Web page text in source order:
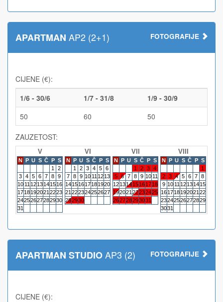
APARTMAN AP2 (2+1) FOTOGRAFIJE
CIJENE (€):
1/6 - 30/6
1/7 - 31/8
1/9 - 30/9
50
60 50
ZAUZETOST:
V
N P U S Č P S
1
2
3 4 5 6 7 8 9
10 11 1213141516
1718192021 2223
24252627282930
31
VI
N P U S Č P S
1
2 3 4 5 6
7 8 9 10 11 1213
14151617181920
21 222324252627
282930
VII
N P U S Č P S
1
2 3 4
5 6 7 8 9 10 11
12131415161718
192021 22232425
262728293031
VIII
N P U S Č P S
1
2 3 4 5 6 7 8
9 10 11 12131415
161718192021 22
23242526272829
3031
APARTMAN STUDIOAP3 (2) FOTOGRAFIJE
CIJENE (€):